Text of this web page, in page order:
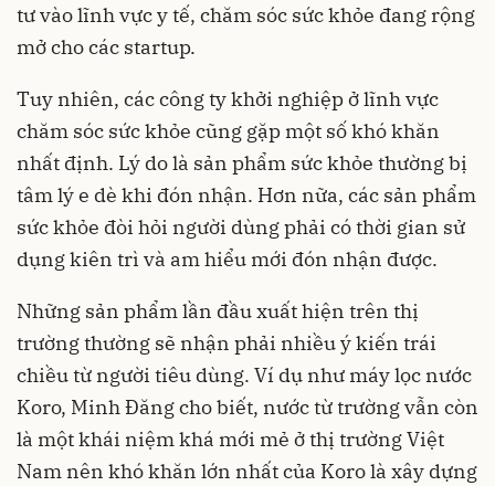
tư vào lĩnh vực y tế, chăm sóc sức khỏe đang rộng
mở cho các startup.
Tuy nhiên, các công ty khởi nghiệp ở lĩnh vực
chăm sóc sức khỏe cũng gặp một số khó khăn
nhất định. Lý do là sản phẩm sức khỏe thường bị
tâm lý e dè khi đón nhận. Hơn nữa, các sản phẩm
sức khỏe đòi hỏi người dùng phải có thời gian sử
dụng kiên trì và am hiểu mới đón nhận được.
Những sản phẩm lần đầu xuất hiện trên thị
trường thường sẽ nhận phải nhiều ý kiến trái
chiều từ người tiêu dùng. Ví dụ như máy lọc nước
Koro, Minh Đăng cho biết, nước từ trường vẫn còn
là một khái niệm khá mới mẻ ở thị trường Việt
Nam nên khó khăn lớn nhất của Koro là xây dựng